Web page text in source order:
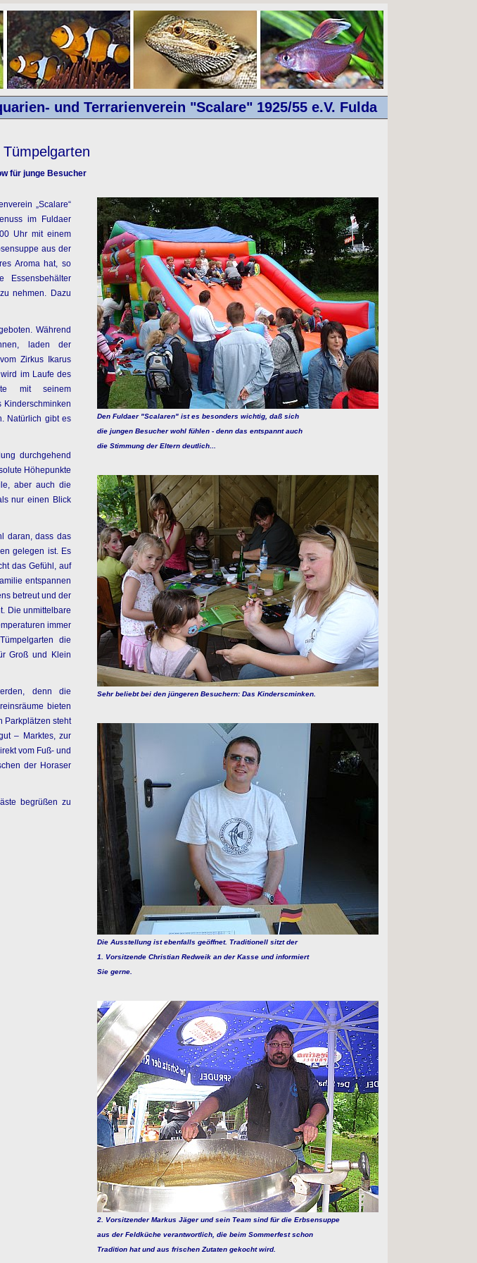
und Terrarienverein "Scalare" 1925/55 e.V. Fulda
für junge Besucher
„Scalare“
im Fuldaer
Uhr mit einem
aus der
Aroma hat, so
Essensbehälter
nehmen. Dazu
Während
laden der
Zirkus Ikarus
im Laufe des
mit seinem
Kinderschminken
Natürlich gibt es
durchgehend
Höhepunkte
aber auch die
nur einen Blick
daran, dass das
gelegen ist. Es
das Gefühl, auf
entspannen
betreut und der
Die unmittelbare
immer
die
Groß und Klein
denn die
bieten
Parkplätzen steht
– Marktes, zur
vom Fuß- und
der Horaser
begrüßen zu
Den Fuldaer "Scalaren" ist es besonders wichtig, daß sich
die jungen Besucher wohl fühlen - denn das entspannt auch
die Stimmung der Eltern deutlich...
Sehr beliebt bei den jüngeren Besuchern: Das Kinderscminken.
Die Ausstellung ist ebenfalls geöffnet. Traditionell sitzt der
1. Vorsitzende Christian Redweik an der Kasse und informiert
Sie gerne.
2. Vorsitzender Markus Jäger und sein Team sind für die Erbsensuppe
aus der Feldküche verantwortlich, die beim Sommerfest schon
Tradition hat und aus frischen Zutaten gekocht wird.